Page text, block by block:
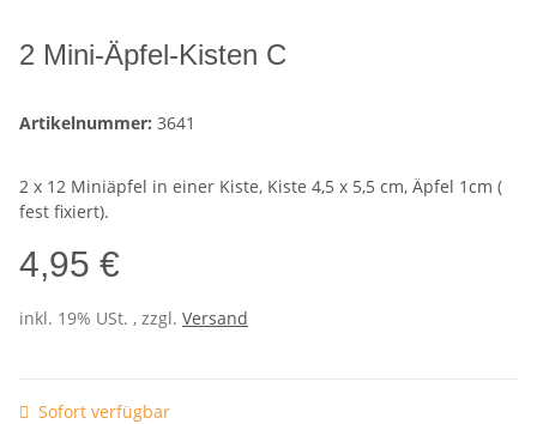
2 Mini-Äpfel-Kisten C
Artikelnummer: 3641
2 x 12 Miniäpfel in einer Kiste, Kiste 4,5 x 5,5 cm, Äpfel 1cm (
fest fixiert).
4,95 €
inkl. 19% USt. , zzgl. Versand
Sofort verfügbar